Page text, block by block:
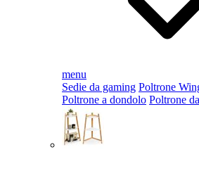
menu
Sedie da gaming Poltrone
Poltrone a dondolo Poltrone